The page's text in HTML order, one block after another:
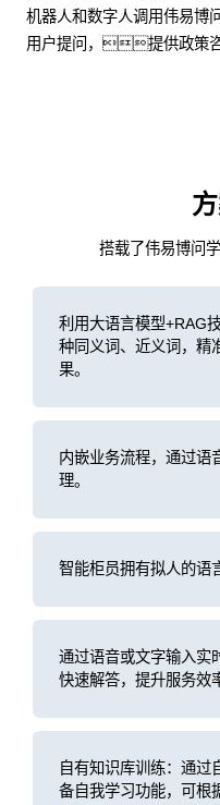
机器人和数字人调用伟易
用户提问，提供政策
搭载了伟易博问
利用大语言模型+RAG
种同义词、近义词，精
果。
内嵌业务流程，通过语
理。
智能柜员拥有拟人的语
通过语音或文字输入实
快速解答，提升服务效
自有知识库训练：通过
备自我学习功能，可根